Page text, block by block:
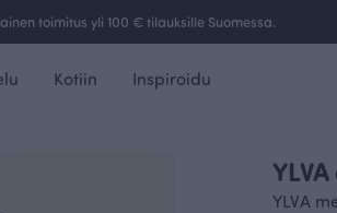
toimitus yli 100 € tilauksille Suomessa.
Kotiin Inspiroidu
YLVA